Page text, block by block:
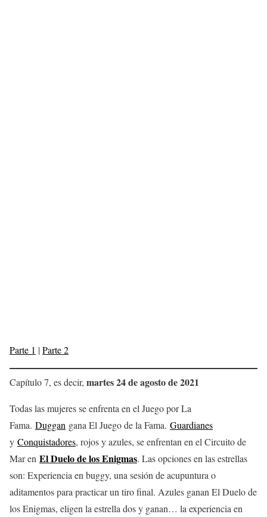
Parte 1 |Parte 2
Capítulo 7, es decir, martes 24 de agosto de 2021
Todas las mujeres se enfrenta en el Juego por La
Fama. Duggan gana El Juego de la Fama. Guardianes
y Conquistadores, rojos y azules, se enfrentan en el Circuito de
Mar en El Duelo de los Enigmas. Las opciones en las estrellas
son: Experiencia en buggy, una sesión de acupuntura o
aditamentos para practicar un tiro final. Azules ganan El Duelo de
los Enigmas, eligen la estrella dos y ganan… la experiencia en